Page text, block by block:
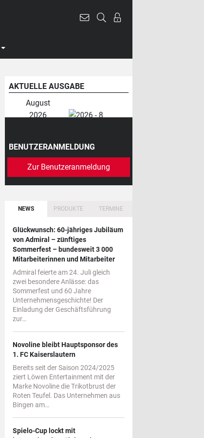
AKTUELLE AUSGABE
August
2026
BENUTZERANMELDUNG
Zur Benutzeranmeldung
NEWS PRODUKTE TERMINE
Glückwunsch: 60-jähriges Jubiläum
von Admiral – zünftiges
Sommerfest – bundesweit 3 000
Mitarbeiterinnen und Mitarbeiter
Admiral feierte am 24. Juli gleich
zwei besondere Anlässe: das
Sommerfest und 60 Jahre
Unternehmensgeschichte! Der
Einladung der Geschäftsführung
zur…
Novoline bleibt Hauptsponsor des
1. FC Kaiserslautern
Bereits seit der Saison 2024/2025
ziert Löwen Entertainment mit der
Marke Novoline die Trikotbrust der
Roten Teufel. Das Unternehmen aus
Bingen am…
Spielo-Cup lockt mit